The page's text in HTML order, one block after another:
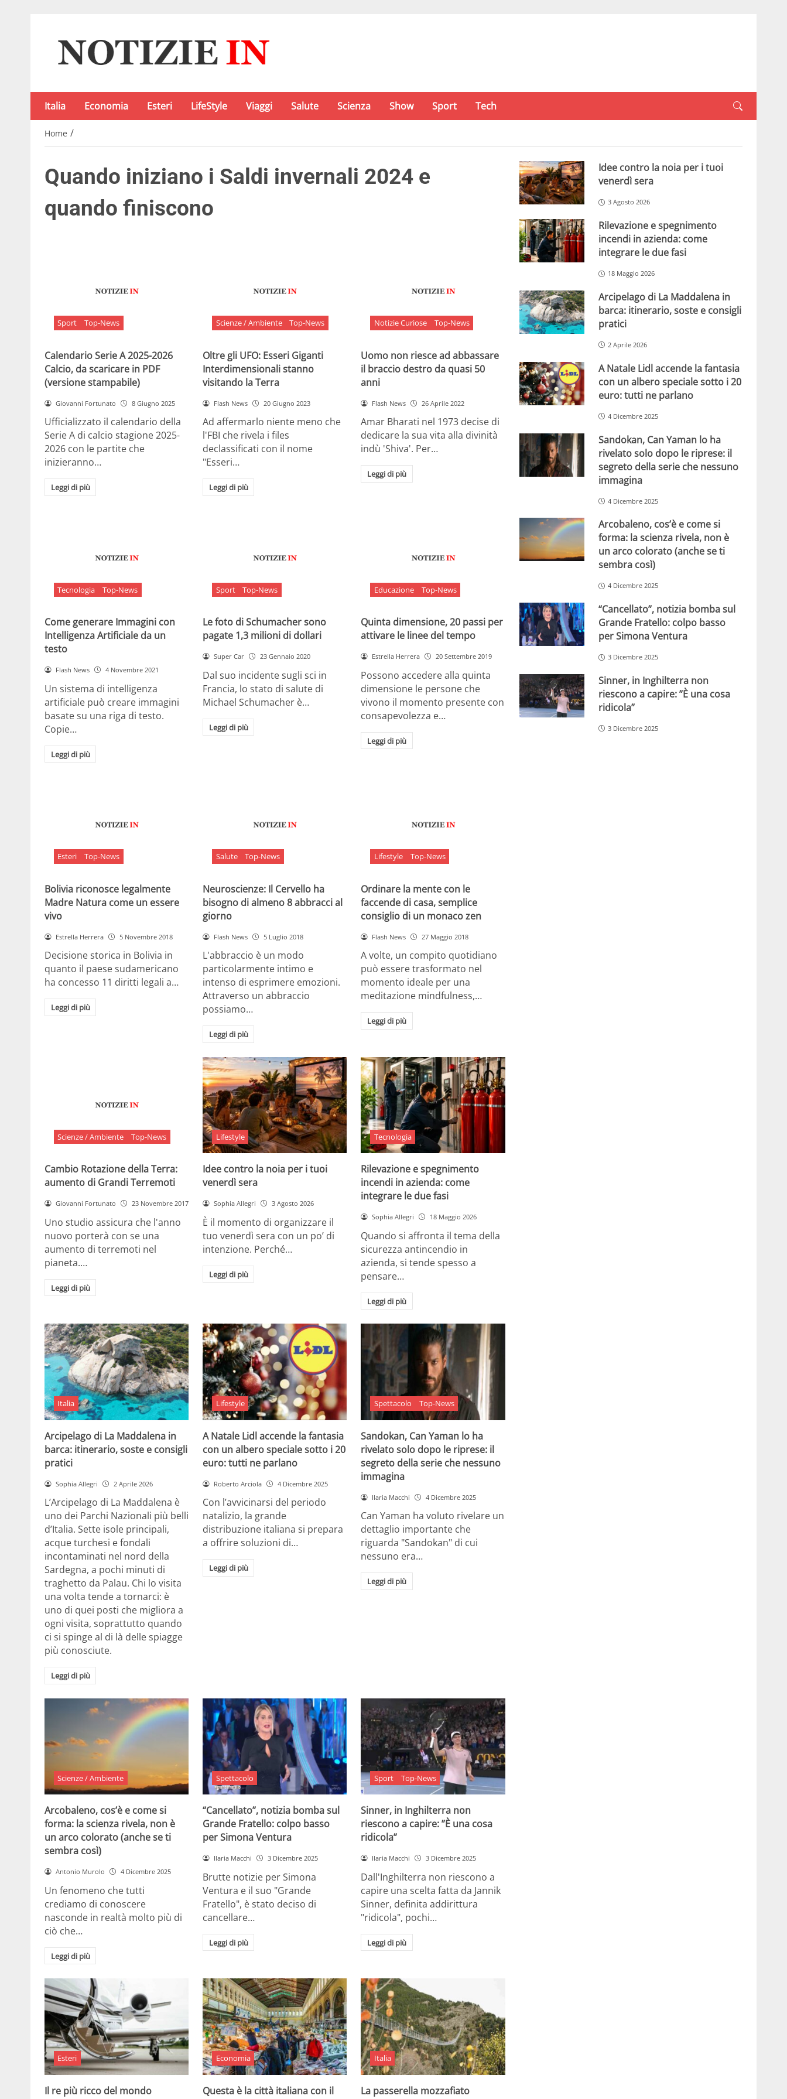
Italia Economia Esteri LifeStyle Viaggi Salute Scienza Show Sport Tech
Home /
Quando iniziano i Saldi invernali 2024 e
quando finiscono
Sport Top-News
Calendario Serie A 2025-2026
Calcio, da scaricare in PDF
(versione stampabile)
Giovanni Fortunato 8 Giugno 2025
Ufficializzato il calendario della
Serie A di calcio stagione 2025-
2026 con le partite che
inizieranno…
Leggi di più
Scienze / Ambiente Top-News
Oltre gli UFO: Esseri Giganti
Interdimensionali stanno
visitando la Terra
Flash News 20 Giugno 2023
Ad affermarlo niente meno che
l'FBI che rivela i files
declassificati con il nome
"Esseri…
Leggi di più
Notizie Curiose Top-News
Uomo non riesce ad abbassare
il braccio destro da quasi 50
anni
Flash News 26 Aprile 2022
Amar Bharati nel 1973 decise di
dedicare la sua vita alla divinità
indù 'Shiva'. Per…
Leggi di più
Tecnologia Top-News
Come generare Immagini con
Intelligenza Artificiale da un
testo
Flash News 4 Novembre 2021
Un sistema di intelligenza
artificiale può creare immagini
basate su una riga di testo.
Copie…
Leggi di più
Sport Top-News
Le foto di Schumacher sono
pagate 1,3 milioni di dollari
Super Car 23 Gennaio 2020
Dal suo incidente sugli sci in
Francia, lo stato di salute di
Michael Schumacher è…
Leggi di più
Educazione Top-News
Quinta dimensione, 20 passi per
attivare le linee del tempo
Estrella Herrera 20 Settembre 2019
Possono accedere alla quinta
dimensione le persone che
vivono il momento presente con
consapevolezza e…
Leggi di più
Esteri Top-News
Bolivia riconosce legalmente
Madre Natura come un essere
vivo
Estrella Herrera 5 Novembre 2018
Decisione storica in Bolivia in
quanto il paese sudamericano
ha concesso 11 diritti legali a…
Leggi di più
Salute Top-News
Neuroscienze: Il Cervello ha
bisogno di almeno 8 abbracci al
giorno
Flash News 5 Luglio 2018
L'abbraccio è un modo
particolarmente intimo e
intenso di esprimere emozioni.
Attraverso un abbraccio
possiamo…
Leggi di più
Lifestyle Top-News
Ordinare la mente con le
faccende di casa, semplice
consiglio di un monaco zen
Flash News 27 Maggio 2018
A volte, un compito quotidiano
può essere trasformato nel
momento ideale per una
meditazione mindfulness,…
Leggi di più
Scienze / Ambiente Top-News
Cambio Rotazione della Terra:
aumento di Grandi Terremoti
Giovanni Fortunato 23 Novembre 2017
Uno studio assicura che l'anno
nuovo porterà con se una
aumento di terremoti nel
pianeta.…
Leggi di più
Lifestyle
Idee contro la noia per i tuoi
venerdì sera
Sophia Allegri 3 Agosto 2026
È il momento di organizzare il
tuo venerdì sera con un po’ di
intenzione. Perché…
Leggi di più
Tecnologia
Rilevazione e spegnimento
incendi in azienda: come
integrare le due fasi
Sophia Allegri 18 Maggio 2026
Quando si affronta il tema della
sicurezza antincendio in
azienda, si tende spesso a
pensare…
Leggi di più
Italia
Arcipelago di La Maddalena in
barca: itinerario, soste e consigli
pratici
Sophia Allegri 2 Aprile 2026
L’Arcipelago di La Maddalena è
uno dei Parchi Nazionali più belli
d’Italia. Sette isole principali,
acque turchesi e fondali
incontaminati nel nord della
Sardegna, a pochi minuti di
traghetto da Palau. Chi lo visita
una volta tende a tornarci: è
uno di quei posti che migliora a
ogni visita, soprattutto quando
ci si spinge al di là delle spiagge
più conosciute.
Leggi di più
Lifestyle
A Natale Lidl accende la fantasia
con un albero speciale sotto i 20
euro: tutti ne parlano
Roberto Arciola 4 Dicembre 2025
Con l’avvicinarsi del periodo
natalizio, la grande
distribuzione italiana si prepara
a offrire soluzioni di…
Leggi di più
Spettacolo Top-News
Sandokan, Can Yaman lo ha
rivelato solo dopo le riprese: il
segreto della serie che nessuno
immagina
Ilaria Macchi 4 Dicembre 2025
Can Yaman ha voluto rivelare un
dettaglio importante che
riguarda "Sandokan" di cui
nessuno era…
Leggi di più
Scienze / Ambiente
Arcobaleno, cos’è e come si
forma: la scienza rivela, non è
un arco colorato (anche se ti
sembra così)
Antonio Murolo 4 Dicembre 2025
Un fenomeno che tutti
crediamo di conoscere
nasconde in realtà molto più di
ciò che…
Leggi di più
Spettacolo
“Cancellato”, notizia bomba sul
Grande Fratello: colpo basso
per Simona Ventura
Ilaria Macchi 3 Dicembre 2025
Brutte notizie per Simona
Ventura e il suo "Grande
Fratello", è stato deciso di
cancellare…
Leggi di più
Sport Top-News
Sinner, in Inghilterra non
riescono a capire: ”È una cosa
ridicola”
Ilaria Macchi 3 Dicembre 2025
Dall'Inghilterra non riescono a
capire una scelta fatta da Jannik
Sinner, definita addirittura
"ridicola", pochi…
Leggi di più
Esteri
Il re più ricco del mondo
Economia
Questa è la città italiana con il
Italia
La passerella mozzafiato
Idee contro la noia per i tuoi
venerdì sera
3 Agosto 2026
Rilevazione e spegnimento
incendi in azienda: come
integrare le due fasi
18 Maggio 2026
Arcipelago di La Maddalena in
barca: itinerario, soste e consigli
pratici
2 Aprile 2026
A Natale Lidl accende la fantasia
con un albero speciale sotto i 20
euro: tutti ne parlano
4 Dicembre 2025
Sandokan, Can Yaman lo ha
rivelato solo dopo le riprese: il
segreto della serie che nessuno
immagina
4 Dicembre 2025
Arcobaleno, cos’è e come si
forma: la scienza rivela, non è
un arco colorato (anche se ti
sembra così)
4 Dicembre 2025
“Cancellato”, notizia bomba sul
Grande Fratello: colpo basso
per Simona Ventura
3 Dicembre 2025
Sinner, in Inghilterra non
riescono a capire: ”È una cosa
ridicola”
3 Dicembre 2025